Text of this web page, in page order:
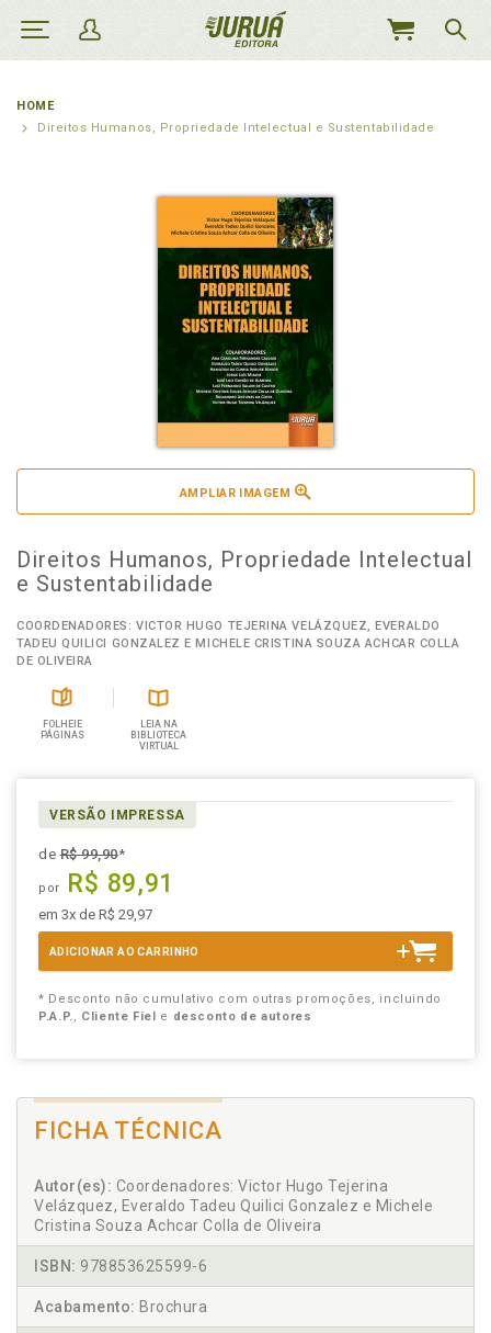
MEU
HOME
Direitos Humanos, Propriedade Intelectual e Sustentabilidade
AMPLIAR IMAGEM
Direitos Humanos, Propriedade Intelectual
e Sustentabilidade
COORDENADORES: VICTOR HUGO TEJERINA VELÁZQUEZ, EVERALDO
TADEU QUILICI GONZALEZ E MICHELE CRISTINA SOUZA ACHCAR COLLA
DE OLIVEIRA
FOLHEIE
PÁGINAS
LEIA NA
BIBLIOTECA
VIRTUAL
VERSÃO IMPRESSA
deR$ 99,90*
por R$ 89,91
em 3x de R$ 29,97
ADICIONAR AO CARRINHO
* Desconto não cumulativo com outras promoções, incluindo
P.A.P., Cliente Fiel e desconto de autores
FICHA TÉCNICA
Autor(es): Coordenadores: Victor Hugo Tejerina
Velázquez, Everaldo Tadeu Quilici Gonzalez e Michele
Cristina Souza Achcar Colla de Oliveira
ISBN: 978853625599-6
Acabamento: Brochura